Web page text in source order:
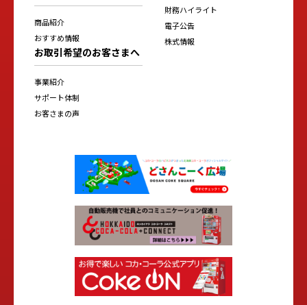
商品紹介
おすすめ情報
お取引希望のお客さまへ
事業紹介
サポート体制
お客さまの声
財務ハイライト
電子公告
株式情報